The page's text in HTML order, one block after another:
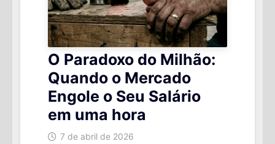
O Paradoxo do Milhão:
Quando o Mercado
Engole o Seu Salário
em uma hora
7 de abril de 2026